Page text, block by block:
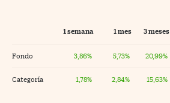
1 semana 1 mes 3 meses
Fondo 3,86% 5,73% 20,99%
Categoría 1,78% 2,84% 15,63%